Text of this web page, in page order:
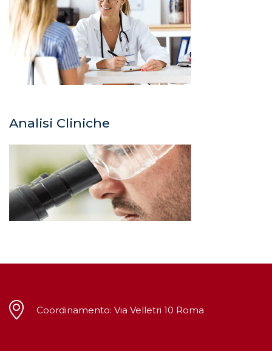
Analisi Cliniche
Coordinamento: Via Velletri 10 Roma